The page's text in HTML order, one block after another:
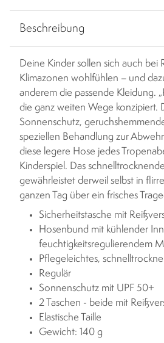
Beschreibung
Deine Kinder sollen sich auch bei
Klimazonen wohlfühlen – und
anderem die passende Kleidung.
die ganz weiten Wege konzipiert.
Sonnenschutz,
speziellen Behandlung zur
diese legere Hose jedes
Kinderspiel. Das
gewährleistet derweil selbst in
ganzen Tag über ein frisches
Sicherheitstasche mit
Hosenbund mit kühlender
feuchtigkeitsregulierendem
Pflegeleichtes,
Regulär
Sonnenschutz mit UPF 50+
2 Taschen - beide mit
Elastische Taille
Gewicht: 140 g